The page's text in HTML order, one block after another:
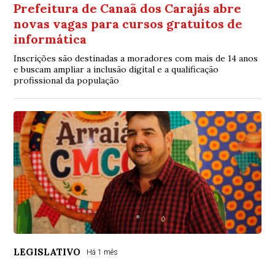
Prefeitura de Canaã dos Carajás abre
novas vagas para cursos gratuitos de
informática
Inscrições são destinadas a moradores com mais de 14 anos
e buscam ampliar a inclusão digital e a qualificação
profissional da população
LEGISLATIVO Há 1 mês